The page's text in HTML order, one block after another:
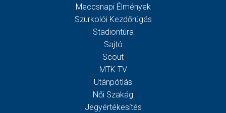
Meccsnapi Élmények
Szurkolói Kezdőrúgás
Stadiontúra
Sajtó
Scout
MTK TV
Utánpótlás
Női Szakág
Jegyértékesítés